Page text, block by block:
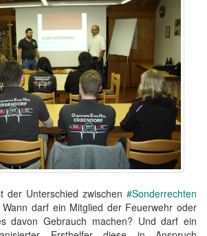
der Unterschied zwischen #Sonderrechten
darf ein Mitglied der Feuerwehr oder
davon Gebrauch machen? Und darf ein